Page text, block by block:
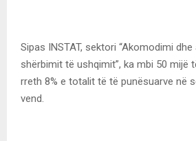
Sipas INSTAT, sektori “Akomodimi
shërbimit të ushqimit”, ka mbi 50 mijë
rreth 8% e totalit të të punësuarve në
vend.